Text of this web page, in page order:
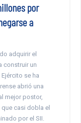
por
a
adquirir el
construir un
se ha
abrió una
mejor postor,
casi dobla el
por el SII.